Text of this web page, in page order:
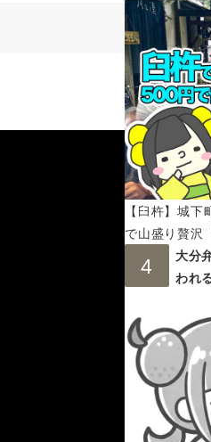
【臼杵】城
で山盛り贅沢
大分
われ